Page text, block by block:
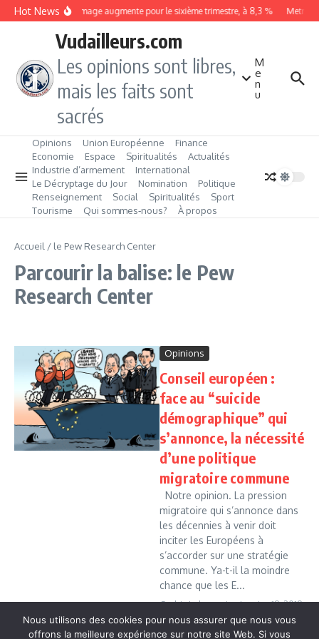
Aller au contenu
Hot NewsLe chômage augmente pour le sixième trimestre, à 8,3 %
Vudailleurs.com
Les opinions sont libres,
mais les faits sont
sacrés
M
e
n
u
Opinions Union Européenne
Finance
Economie
Espace Spiritualités
Actualités
Industrie d’armement
International
Le Décryptage du Jour
Nomination
Politique
Renseignement
Social Spiritualités
Sport
Tourisme
Qui sommes‑nous? À propos
Accueil / le Pew Research Center
Parcourir la balise: le Pew
Research Center
Opinions
Conseil européen :
face au “suicide
démographique” qui
s’annonce, la nécessité
d’une politique
migratoire commune
Notre opinion. La pression
migratoire qui s’annonce dans
les décennies à venir doit
inciter les Européens à
s’accorder sur une stratégie
commune. Ya-t-il la moindre
chance que les E...
Cedric Leboussi janvier 19, 2019
Read More
Nous utilisons des cookies pour nous assurer que nous vous
offrons la meilleure expérience sur notre site Web. Si vous